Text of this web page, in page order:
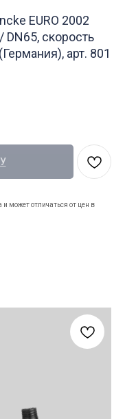
EURO 2002
cкорость
арт. 801
и может отличаться от цен в